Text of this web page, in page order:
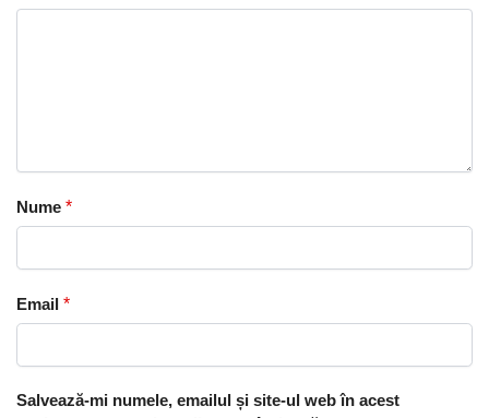
Nume *
Email *
Salvează-mi numele, emailul și site-ul web în acest